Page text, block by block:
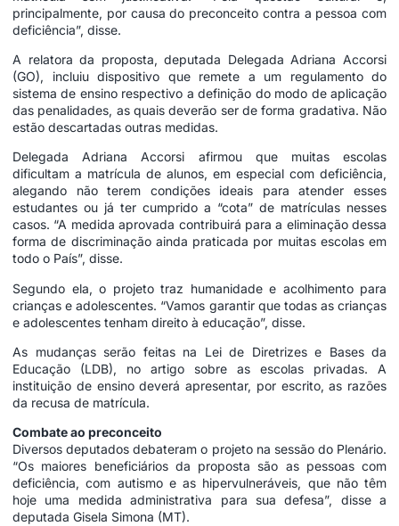
principalmente, por causa do preconceito contra a pessoa com
deficiência”, disse.
A relatora da proposta, deputada Delegada Adriana Accorsi
(GO), incluiu dispositivo que remete a um regulamento do
sistema de ensino respectivo a definição do modo de aplicação
das penalidades, as quais deverão ser de forma gradativa. Não
estão descartadas outras medidas.
Delegada Adriana Accorsi afirmou que muitas escolas
dificultam a matrícula de alunos, em especial com deficiência,
alegando não terem condições ideais para atender esses
estudantes ou já ter cumprido a “cota” de matrículas nesses
casos. “A medida aprovada contribuirá para a eliminação dessa
forma de discriminação ainda praticada por muitas escolas em
todo o País”, disse.
Segundo ela, o projeto traz humanidade e acolhimento para
crianças e adolescentes. “Vamos garantir que todas as crianças
e adolescentes tenham direito à educação”, disse.
As mudanças serão feitas na Lei de Diretrizes e Bases da
Educação (LDB), no artigo sobre as escolas privadas. A
instituição de ensino deverá apresentar, por escrito, as razões
da recusa de matrícula.
Combate ao preconceito
Diversos deputados debateram o projeto na sessão do Plenário.
“Os maiores beneficiários da proposta são as pessoas com
deficiência, com autismo e as hipervulneráveis, que não têm
hoje uma medida administrativa para sua defesa”, disse a
deputada Gisela Simona (MT).